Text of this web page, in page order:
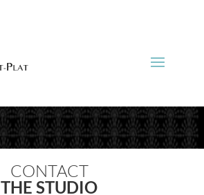
CONTACT
THE STUDIO